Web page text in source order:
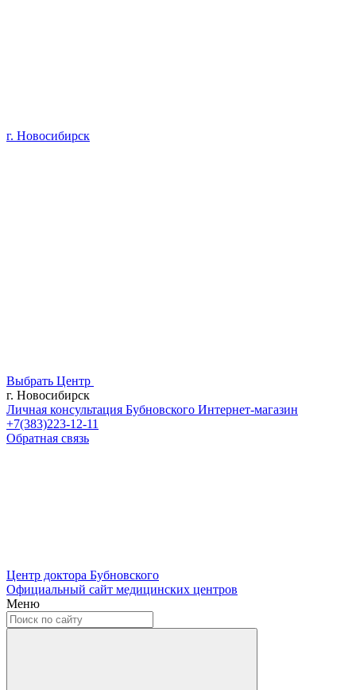
г. Новосибирск
Выбрать Центр
г. Новосибирск
Личная консультация Бубновского Интернет-магазин
+7(383)223-12-11
Обратная связь
Центр доктора Бубновского
Официальный сайт медицинских центров
Меню